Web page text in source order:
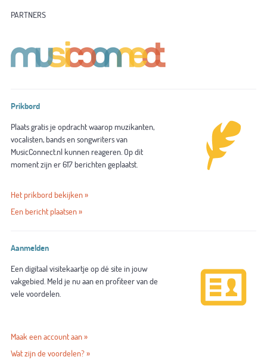
PARTNERS
Prikbord
Plaats gratis je opdracht waarop muzikanten,
vocalisten, bands en songwriters van
MusicConnect.nl kunnen reageren. Op dit
moment zijn er 617 berichten geplaatst.
Het prikbord bekijken »
Een bericht plaatsen »
Aanmelden
Een digitaal visitekaartje op dé site in jouw
vakgebied. Meld je nu aan en profiteer van de
vele voordelen.
Maak een account aan »
Wat zijn de voordelen? »